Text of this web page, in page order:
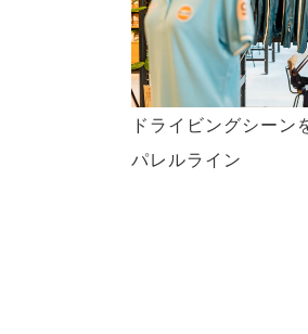
ドライビングシーン
パレルライン